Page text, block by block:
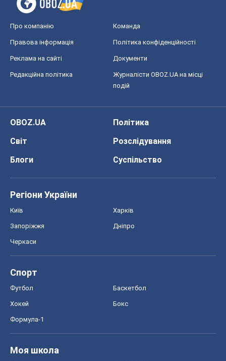
Про компанію Команда
Правова інформація Політика конфіденційності
Реклама на сайті Документи
Редакційна політика
Журналісти OBOZ.UA на місці
подій
OBOZ.UA
Політика
Світ
Розслідування
Блоги
Суспільство
Регіони України
Київ Харків
Запоріжжя Дніпро
Черкаси
Спорт
Футбол Баскетбол
Хокей Бокс
Формула-1
Моя школа